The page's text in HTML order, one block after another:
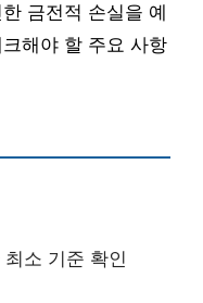
금전적 손실을 예
해야 할 주요 사항
소 기준 확인